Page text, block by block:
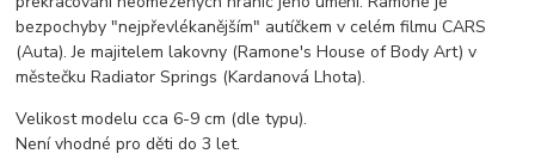
bezpochyby "nejpřevlékanějším" autíčkem v celém filmu CARS
(Auta). Je majitelem lakovny (Ramone's House of Body Art) v
městečku Radiator Springs (Kardanová Lhota).
Velikost modelu cca 6-9 cm (dle typu).
Není vhodné pro děti do 3 let.